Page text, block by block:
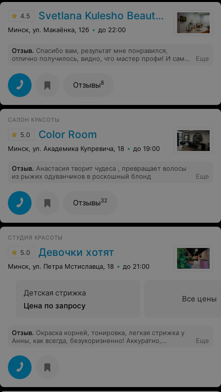
4.5 Svetlana Kulesho Beauty Studio
Минск, ул. Макаёнка, 12б до 22:00
Отзыв. Спасибо вам, результат мне понравился,
отлично получилось, видно, что мастер профи! И само
Еще
Отзывы8
САЛОН КРАСОТЫ
5.0 Color Room
Минск, ул. Академика Купревича, 18 до 19:00
Отзыв. Анастасия творит чудеса , превращает волосы
из рыжих одуванчиков в роскошный блонд
Еще
Отзывы32
СТУДИЯ КРАСОТЫ
5.0 Девочки хотят
Минск, ул. Петра Мстиславца, 18 до 21:00
Детская стрижка
Цена по запросу
Все цены
Отзыв. Окраска корней, тонировка, легкая стрижка у
Анны, как всегда, безукоризненно! Аккуратно,
результат, супер! Спасибо большое
Еще